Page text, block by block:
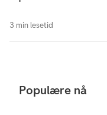
3 min lesetid
Populære nå